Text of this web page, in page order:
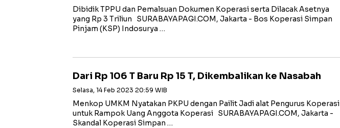
Dibidik TPPU dan Pemalsuan Dokumen Koperasi serta Dilacak Asetnya
yang Rp 3 Triliun SURABAYAPAGI.COM, Jakarta - Bos Koperasi Simpan
Pinjam (KSP) Indosurya …
Dari Rp 106 T Baru Rp 15 T, Dikembalikan ke Nasabah
Selasa, 14 Feb 2023 20:59 WIB
Menkop UMKM Nyatakan PKPU dengan Pailit Jadi alat Pengurus Koperasi
untuk Rampok Uang Anggota Koperasi SURABAYAPAGI.COM, Jakarta -
Skandal Koperasi Simpan …